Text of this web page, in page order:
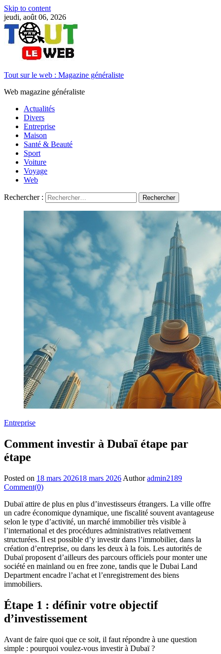
Skip to content
jeudi, août 06, 2026
Tout sur le web : Magazine généraliste
Web magazine généraliste
Actualités
Divers
Entreprise
Maison
Santé & Beauté
Sport
Voiture
Voyage
Web
Rechercher :
Entreprise
Comment investir à Dubaï étape par
étape
Posted on 18 mars 202618 mars 2026 Author admin2189
Comment(0)
Dubaï attire de plus en plus d’investisseurs étrangers. La ville offre
un cadre économique dynamique, une fiscalité souvent avantageuse
selon le type d’activité, un marché immobilier très visible à
l’international et des procédures administratives relativement
structurées. Il est possible d’y investir dans l’immobilier, dans la
création d’entreprise, ou dans les deux à la fois. Les autorités de
Dubaï proposent d’ailleurs des parcours officiels pour monter une
société en mainland ou en free zone, tandis que le Dubai Land
Department encadre l’achat et l’enregistrement des biens
immobiliers.
Étape 1 : définir votre objectif
d’investissement
Avant de faire quoi que ce soit, il faut répondre à une question
simple : pourquoi voulez-vous investir à Dubaï ?